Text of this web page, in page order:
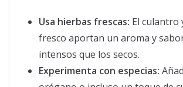
Usa hierbas frescas: El culantro
fresco aportan un aroma y
intensos que los secos.
Experimenta con especias: